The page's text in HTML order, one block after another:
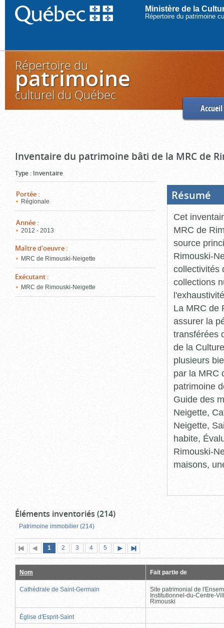
Ministère de la
Répertoire du patrimoine
Répertoire du
patrimoine
culturel du Québec
Accueil
Inventaire du patrimoine bâti de la MRC de
Type : Inventaire
Portée :
Régionale
Année :
2012 - 2013
Maître d'oeuvre :
MRC de Rimouski-Neigette
Exécutant :
MRC de Rimouski-Neigette
Résumé
Cet
MRC de
source
Rimouski-
collectivités
collections
La MRC de
assurer la
transférées
de la
plusieurs
par la MRC
patrimoine
Guide des
Neigette,
Neigette,
habite,
Rimouski-
maisons,
Éléments inventoriés (214)
Patrimoine immobilier (214)
Première
page
Page
précédente
Page
1 (page
actuelle)
Page
2 Page
3 Page
4 Page
5
suivante
page
Nom Fait partie de
Cathédrale de Saint-Germain
Site patrimonial de
Institutionnel-du-Centre-
Rimouski
Église d'Esprit-Saint